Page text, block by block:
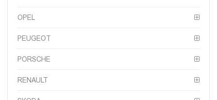
OPEL
PEUGEOT
PORSCHE
RENAULT